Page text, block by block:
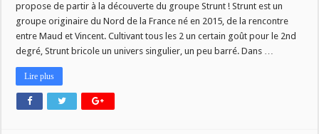
propose de partir à la découverte du groupe Strunt ! Strunt est un
groupe originaire du Nord de la France né en 2015, de la rencontre
entre Maud et Vincent. Cultivant tous les 2 un certain goût pour le 2nd
degré, Strunt bricole un univers singulier, un peu barré. Dans …
Lire plus